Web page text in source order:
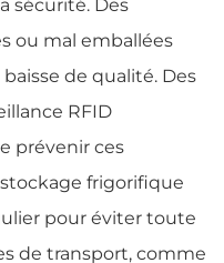
sécurité. Des
ou mal emballées
de qualité. Des
RFID
prévenir ces
frigorifique
pour éviter toute
de transport, comme